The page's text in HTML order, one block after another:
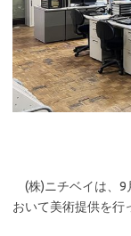
(株)ニチベイは、9
おいて美術提供を行